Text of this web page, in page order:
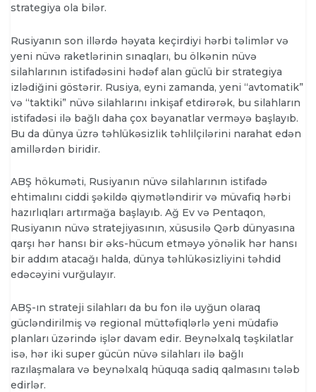
strategiya ola bilər.
Rusiyanın son illərdə həyata keçirdiyi hərbi təlimlər və
yeni nüvə raketlərinin sınaqları, bu ölkənin nüvə
silahlarının istifadəsini hədəf alan güclü bir strategiya
izlədiğini göstərir. Rusiya, eyni zamanda, yeni “avtomatik”
və “taktiki” nüvə silahlarını inkişaf etdirərək, bu silahların
istifadəsi ilə bağlı daha çox bəyanatlar verməyə başlayıb.
Bu da dünya üzrə təhlükəsizlik təhlilçilərini narahat edən
amillərdən biridir.
ABŞ hökuməti, Rusiyanın nüvə silahlarının istifadə
ehtimalını ciddi şəkildə qiymətləndirir və müvafiq hərbi
hazırlıqları artırmağa başlayıb. Ağ Ev və Pentaqon,
Rusiyanın nüvə stratejiyasının, xüsusilə Qərb dünyasına
qarşı hər hansı bir əks-hücum etməyə yönəlik hər hansı
bir addım atacağı halda, dünya təhlükəsizliyini təhdid
edəcəyini vurğulayır.
ABŞ-ın strateji silahları da bu fon ilə uyğun olaraq
gücləndirilmiş və regional müttəfiqlərlə yeni müdafiə
planları üzərində işlər davam edir. Beynəlxalq təşkilatlar
isə, hər iki super gücün nüvə silahları ilə bağlı
razılaşmalara və beynəlxalq hüquqa sadiq qalmasını tələb
edirlər.